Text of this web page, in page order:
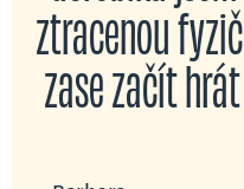
ztracenou
zase začít